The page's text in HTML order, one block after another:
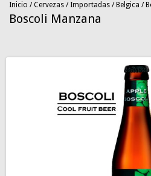
Inicio / Cervezas / Importadas / Belgica /
Boscoli Manzana